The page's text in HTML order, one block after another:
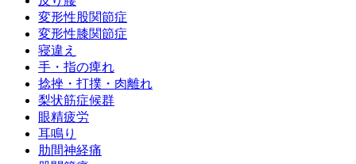
変形性股関節症
変形性膝関節症
寝違え
手・指の痺れ
捻挫・打撲・肉離れ
梨状筋症候群
眼精疲労
耳鳴り
肋間神経痛